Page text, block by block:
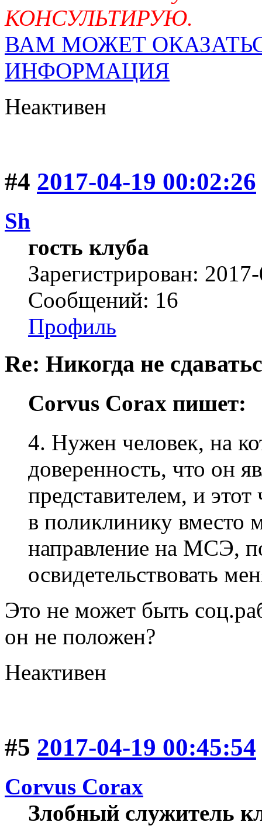
КОНСУЛЬТИРУЮ.
ВАМ МОЖЕТ
ИНФОРМАЦИЯ
Неактивен
#4 2017-04-19 00:02:26
Sh
гость клуба
Зарегистрирован:
Сообщений: 16
Профиль
Re: Никогда не
Corvus Corax пишет:
4. Нужен человек, на
доверенность, что он
представителем, и
в поликлинику вместо
направление на МСЭ,
освидетельствовать
Это не может быть
он не положен?
Неактивен
#5 2017-04-19 00:45:54
Corvus Corax
Злобный служитель